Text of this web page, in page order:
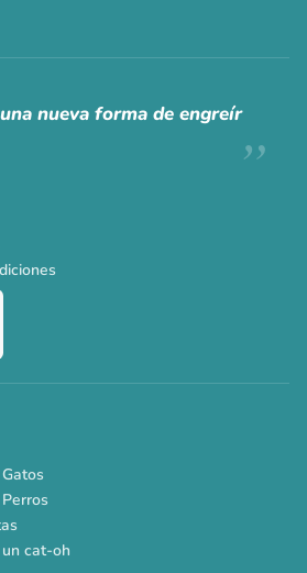
fuimosraros.
las promos 🐾
nueva forma de engreír
cat-oh